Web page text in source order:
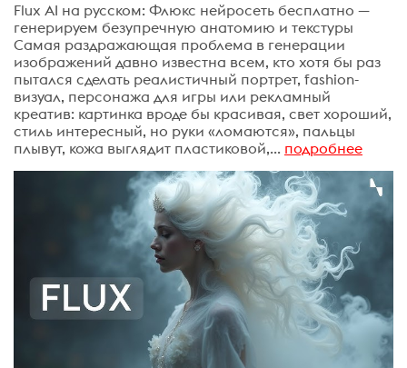
Flux AI на русском: Флюкс нейросеть бесплатно —
генерируем безупречную анатомию и текстуры
Самая раздражающая проблема в генерации
изображений давно известна всем, кто хотя бы раз
пытался сделать реалистичный портрет, fashion-
визуал, персонажа для игры или рекламный
креатив: картинка вроде бы красивая, свет хороший,
стиль интересный, но руки «ломаются», пальцы
плывут, кожа выглядит пластиковой,... подробнее